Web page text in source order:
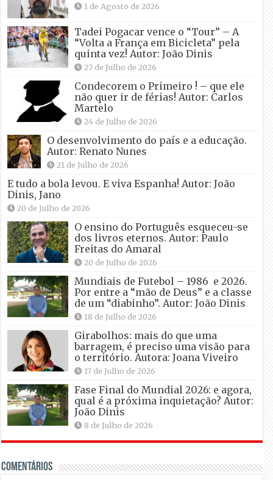
1 de Agosto de 2026
Tadei Pogacar vence o “Tour” – A
“Volta a França em Bicicleta” pela
quinta vez! Autor: João Dinis
27 de Julho de 2026
Condecorem o Primeiro ! – que ele
não quer ir de férias! Autor: Carlos
Martelo
24 de Julho de 2026
O desenvolvimento do país e a educação.
Autor: Renato Nunes
21 de Julho de 2026
E tudo a bola levou. E viva Espanha! Autor: João
Dinis, Jano
20 de Julho de 2026
O ensino do Português esqueceu-se
dos livros eternos. Autor: Paulo
Freitas do Amaral
20 de Julho de 2026
Mundiais de Futebol – 1986 e 2026.
Por entre a “mão de Deus” e a classe
de um “diabinho”. Autor: João Dinis
18 de Julho de 2026
Girabolhos: mais do que uma
barragem, é preciso uma visão para
o território. Autora: Joana Viveiro
17 de Julho de 2026
Fase Final do Mundial 2026: e agora,
qual é a próxima inquietação? Autor:
João Dinis
8 de Julho de 2026
Comentários